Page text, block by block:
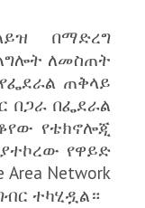
በማድረግ
ለመስጠት
ጠቅላይ
በጋራ በፌደራል
የቴክኖሎጂ
የዋይድ
Network
ተካሂዷል።